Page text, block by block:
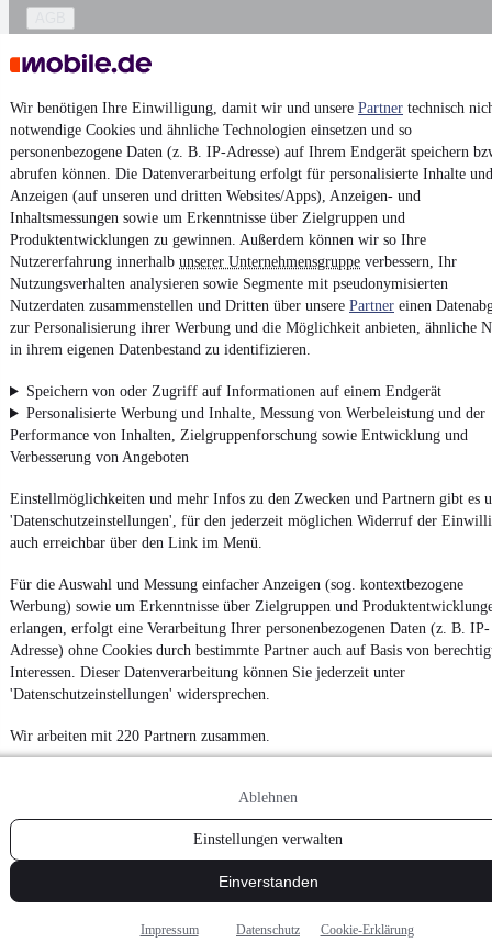
Wir benötigen Ihre Einwilligung, damit wir und unsere Partner technisch
notwendige Cookies und ähnliche Technologien einsetzen und so
personenbezogene Daten (z. B. IP-Adresse) auf Ihrem Endgerät speichern
abrufen können. Die Datenverarbeitung erfolgt für personalisierte Inhalte und
Anzeigen (auf unseren und dritten Websites/Apps), Anzeigen- und
Inhaltsmessungen sowie um Erkenntnisse über Zielgruppen und
Produktentwicklungen zu gewinnen. Außerdem können wir so Ihre
Nutzererfahrung innerhalb unserer Unternehmensgruppe verbessern, Ihr
Nutzungsverhalten analysieren sowie Segmente mit pseudonymisierten
Nutzerdaten zusammenstellen und Dritten über unsere Partner einen
zur Personalisierung ihrer Werbung und die Möglichkeit anbieten, ähnliche
in ihrem eigenen Datenbestand zu identifizieren.
Speichern von oder Zugriff auf Informationen auf einem Endgerät
Personalisierte Werbung und Inhalte, Messung von Werbeleistung und der
Performance von Inhalten, Zielgruppenforschung sowie Entwicklung und
Verbesserung von Angeboten
Einstellmöglichkeiten und mehr Infos zu den Zwecken und Partnern gibt es
'Datenschutzeinstellungen', für den jederzeit möglichen Widerruf der
auch erreichbar über den Link im Menü.
Für die Auswahl und Messung einfacher Anzeigen (sog. kontextbezogene
Werbung) sowie um Erkenntnisse über Zielgruppen und
erlangen, erfolgt eine Verarbeitung Ihrer personenbezogenen Daten (z. B. IP-
Adresse) ohne Cookies durch bestimmte Partner auch auf Basis von
Interessen. Dieser Datenverarbeitung können Sie jederzeit unter
'Datenschutzeinstellungen' widersprechen.
Wir arbeiten mit 220 Partnern zusammen.
Ablehnen
Einstellungen verwalten
Einverstanden
Impressum Datenschutz Cookie-Erklärung
Vertrag widerrufen
Datenschutzeinstellungen
Erklärung zur Barrierefreiheit
Report Security Vulnerability (English)
Powered by
Noch mehrneue Autosunterschiedlicher Marken, auch als
Leasing-Angebote, gibt es bei mobile.de